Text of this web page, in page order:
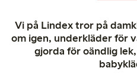
Vi på Lindex tror på
om igen, underkläder för
gjorda för oändlig